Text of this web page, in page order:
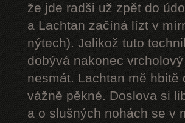
že jde radši už zpět do
a Lachtan začíná lízt v
nýtech). Jelikož tuto
dobývá nakonec
nesmát. Lachtan mě
vážně pěkné. Doslova si
a o slušných nohách se v